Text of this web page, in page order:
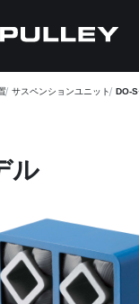
サスペンションユニット DO-
ル